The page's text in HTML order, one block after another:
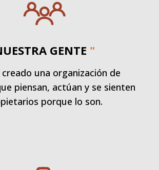
GENTE "
una organización de
piensan, actúan y se sienten
porque lo son.